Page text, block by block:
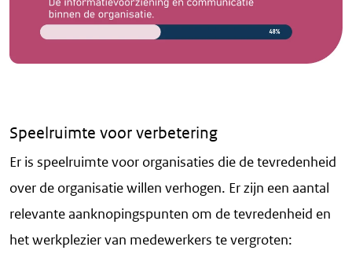
Speelruimte voor verbetering
Er is speelruimte voor organisaties die de tevredenheid
over de organisatie willen verhogen. Er zijn een aantal
relevante aanknopingspunten om de tevredenheid en
het werkplezier van medewerkers te vergroten: